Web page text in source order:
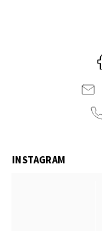
INSTAGRAM